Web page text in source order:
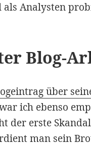
als Analysten
Blog-
über
ich ebenso
der erste
man sein